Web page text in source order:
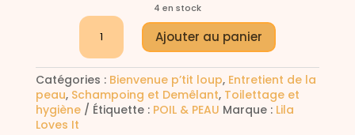
4 en stock
quantité
Shampooing
Sensible
LILA
LOVES
IT
Ajouter au panier
A
e
r
n
a
Catégories : Bienvenue p’tit loup, Entretient de la
peau, Schampoing et Demêlant, Toilettage et
hygiène
Étiquette : POIL & PEAU Marque : Lila
Loves It